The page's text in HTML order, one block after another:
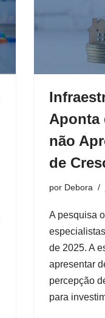
Aponta
não
de
por Debora
A pesquisa
de 2025. A
apresentar
percepção
para